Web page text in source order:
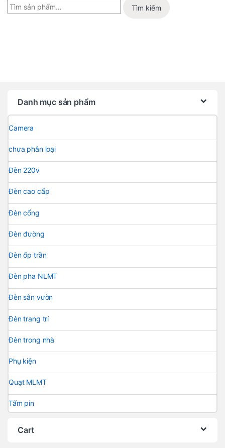
Tìm kiếm
Danh mục sản phẩm
Camera
chưa phân loại
Đèn 220v
Đèn cao cấp
Đèn cổng
Đèn đường
Đèn ốp trần
Đèn pha NLMT
Đèn sân vườn
Đèn trang trí
Đèn trong nhà
Phụ kiện
Quạt MLMT
Tấm pin
Cart